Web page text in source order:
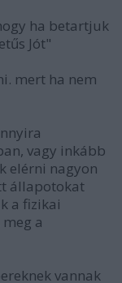
ha betartjuk
Jót"
mert ha nem
vagy inkább
elérni nagyon
állapotokat
a fizikai
a
vannak